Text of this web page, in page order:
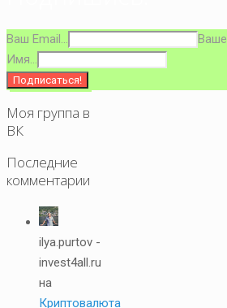
Ваш Email...
Ваше
Имя...
Моя группа в
ВК
Последние
комментарии
ilya.purtov -
invest4all.ru
на
Криптовалюта